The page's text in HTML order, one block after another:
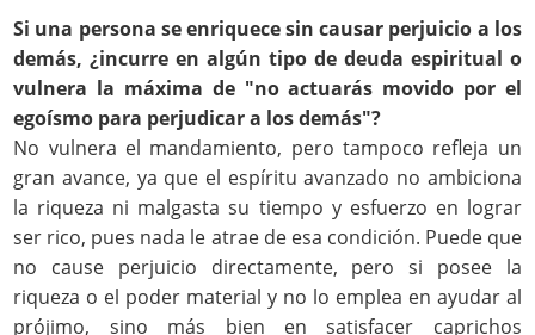
Si una persona se enriquece sin causar perjuicio a los
demás, ¿incurre en algún tipo de deuda espiritual o
vulnera la máxima de "no actuarás movido por el
egoísmo para perjudicar a los demás"?
No vulnera el mandamiento, pero tampoco refleja un
gran avance, ya que el espíritu avanzado no ambiciona
la riqueza ni malgasta su tiempo y esfuerzo en lograr
ser rico, pues nada le atrae de esa condición. Puede que
no cause perjuicio directamente, pero si posee la
riqueza o el poder material y no lo emplea en ayudar al
prójimo, sino más bien en satisfacer caprichos